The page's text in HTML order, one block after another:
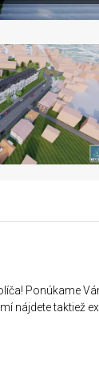
Ponúkame
nájdete taktiež